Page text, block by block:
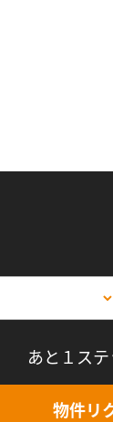
あと１ス
物件リ